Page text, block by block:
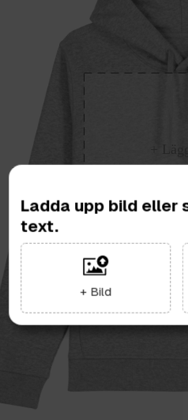
Ladda upp bild eller
text.
+ Bild